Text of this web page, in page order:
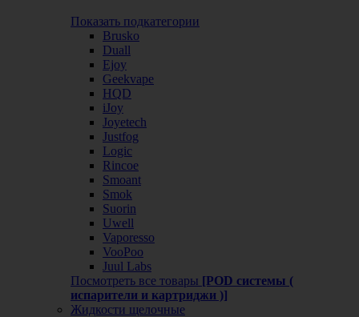
Показать подкатегории
Brusko
Duall
Ejoy
Geekvape
HQD
iJoy
Joyetech
Justfog
Logic
Rincoe
Smoant
Smok
Suorin
Uwell
Vaporesso
VooPoo
Juul Labs
Посмотреть все товары [POD системы (
испарители и картриджи )]
Жидкости щелочные